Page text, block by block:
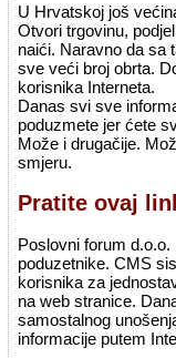
U Hrvatskoj još
Otvori trgovinu,
naići. Naravno da sa
sve veći broj obrta.
korisnika Interneta.
Danas svi sve
poduzmete jer ćete
Može i drugačije.
smjeru.
Pratite ovaj
Poslovni forum
poduzetnike. CMS
korisnika za
na web stranice.
samostalnog
informacije putem